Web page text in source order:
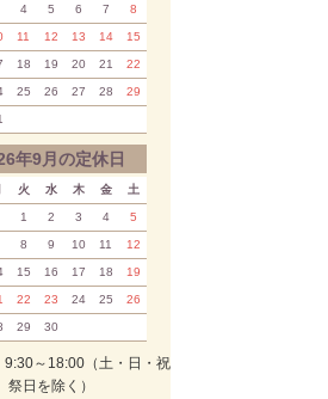
4 5 6 7 8
11 12 13 14 15
18 19 20 21 22
25 26 27 28 29
年9月の定休日
火 水 木 金 土
1 2 3 4 5
8 9 10 11 12
15 16 17 18 19
22 23 24 25 26
29 30
9:30～18:00（土・日・祝
祭日を除く）